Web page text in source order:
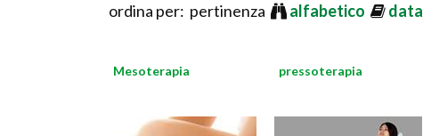
ordina per: pertinenza alfabetico data
Mesoterapia pressoterapia